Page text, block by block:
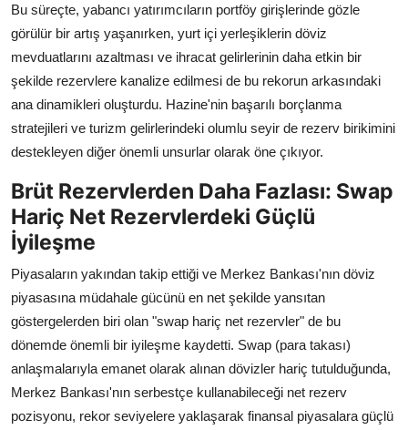
Bu süreçte, yabancı yatırımcıların portföy girişlerinde gözle
görülür bir artış yaşanırken, yurt içi yerleşiklerin döviz
mevduatlarını azaltması ve ihracat gelirlerinin daha etkin bir
şekilde rezervlere kanalize edilmesi de bu rekorun arkasındaki
ana dinamikleri oluşturdu. Hazine'nin başarılı borçlanma
stratejileri ve turizm gelirlerindeki olumlu seyir de rezerv birikimini
destekleyen diğer önemli unsurlar olarak öne çıkıyor.
Brüt Rezervlerden Daha Fazlası: Swap
Hariç Net Rezervlerdeki Güçlü
İyileşme
Piyasaların yakından takip ettiği ve Merkez Bankası'nın döviz
piyasasına müdahale gücünü en net şekilde yansıtan
göstergelerden biri olan "swap hariç net rezervler" de bu
dönemde önemli bir iyileşme kaydetti. Swap (para takası)
anlaşmalarıyla emanet olarak alınan dövizler hariç tutulduğunda,
Merkez Bankası'nın serbestçe kullanabileceği net rezerv
pozisyonu, rekor seviyelere yaklaşarak finansal piyasalara güçlü